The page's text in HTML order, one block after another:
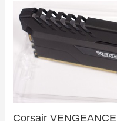
Corsair